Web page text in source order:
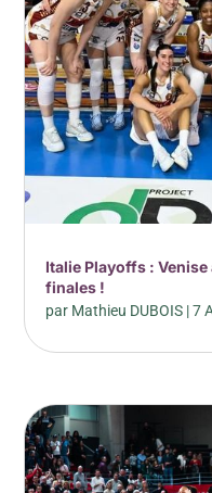
Italie Playoffs :
finales !
par Mathieu DUBOIS |7